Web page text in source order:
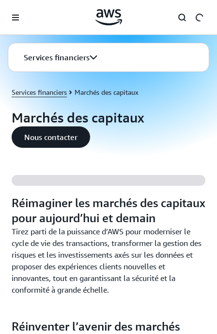
Services financiers
Services financiers Marchés des capitaux
Marchés des capitaux
Nous contacter
Réimaginer les marchés des capitaux
pour aujourd’hui et demain
Tirez parti de la puissance d’AWS pour moderniser le
cycle de vie des transactions, transformer la gestion des
risques et les investissements axés sur les données et
proposer des expériences clients nouvelles et
innovantes, tout en garantissant la sécurité et la
conformité à grande échelle.
Réinventer l’avenir des marchés